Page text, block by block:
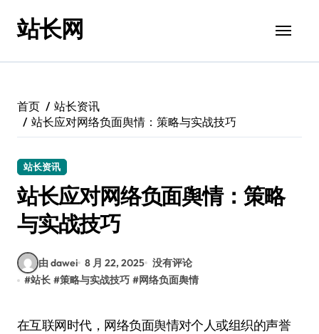
站长网
首页
站长资讯
站长应对网络负面舆情：策略与实战技巧
站长资讯
站长应对网络负面舆情：策略
与实战技巧
由 dawei 8 月 22, 2025 没有评论
#站长 #策略与实战技巧 #网络负面舆情
在互联网时代，网络负面舆情对个人或组织的声誉